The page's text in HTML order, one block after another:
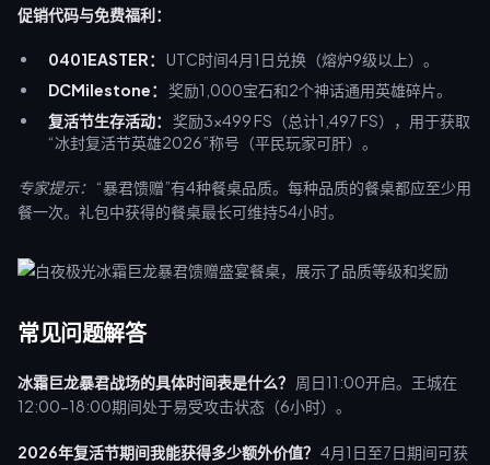
促销代码与免费福利：
0401EASTER：
UTC时间4月1日兑换（熔炉9级以上）。
DCMilestone：
奖励1,000宝石和2个神话通用英雄碎片。
复活节生存活动：
奖励3×499 FS（总计1,497 FS），用于获取
“冰封复活节英雄2026”称号（平民玩家可肝）。
专家提示： “暴君馈赠”有4种餐桌品质。每种品质的餐桌都应至少用
餐一次。礼包中获得的餐桌最长可维持54小时。
常见问题解答
冰霜巨龙暴君战场的具体时间表是什么？ 周日11:00开启。王城在
12:00-18:00期间处于易受攻击状态（6小时）。
2026年复活节期间我能获得多少额外价值？ 4月1日至7日期间可获